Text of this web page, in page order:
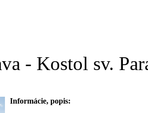
- Kostol sv.
Informácie, popis: